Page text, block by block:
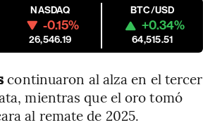
NASDAQ
-0.15%
26,546.19
BTC/USD
+0.34%
64,515.51
continuaron al alza en el tercer
mientras que el oro tomó
al remate de 2025.